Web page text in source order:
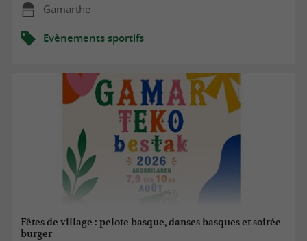
Gamarthe
Evènements sportifs
Fêtes de village : pelote basque, danses basques et soirée
burger